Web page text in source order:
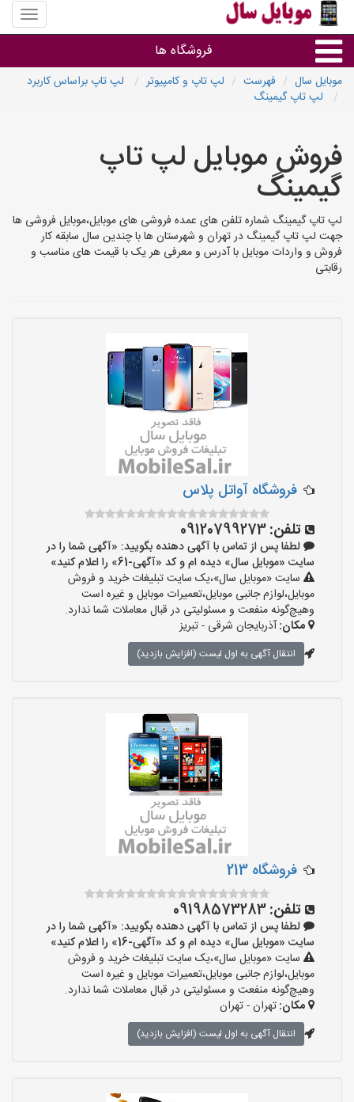
منوی
سایت
سال
فروشگاه ها
سایر گروه ها
موبایل سال فهرست لپ تاپ و کامپیوتر
لپ تاپ براساس کاربرد
لپ تاپ گیمینگ
فروش موبایل لپ تاپ
گیمینگ
لپ تاپ گیمینگ شماره تلفن های عمده فروشی های موبایل،موبایل فروشی ها
جهت لپ تاپ گیمینگ در تهران و شهرستان ها با چندین سال سابقه کار
فروش و واردات موبایل با آدرس و معرفی هر یک با قیمت های مناسب و
رقابتی
فروشگاه آواتل پلاس
تلفن:09120799273
لطفا پس از تماس با آگهی دهنده بگویید: «آگهی شما را در
سایت «موبایل سال» دیده ام و کد «آگهی-61» را اعلام کنید»
سایت «موبایل سال»،یک سایت تبلیغات خرید و فروش
موبایل،لوازم جانبی موبایل،تعمیرات موبایل و غیره است
وهیچ‌گونه منفعت و مسئولیتی در قبال معاملات شما ندارد.
مکان:آذربایجان شرقی - تبریز
انتقال آگهی به اول لیست (افزایش بازدید)
فروشگاه 213
تلفن:09198573283
لطفا پس از تماس با آگهی دهنده بگویید: «آگهی شما را در
سایت «موبایل سال» دیده ام و کد «آگهی-16» را اعلام کنید»
سایت «موبایل سال»،یک سایت تبلیغات خرید و فروش
موبایل،لوازم جانبی موبایل،تعمیرات موبایل و غیره است
وهیچ‌گونه منفعت و مسئولیتی در قبال معاملات شما ندارد.
مکان:تهران - تهران
انتقال آگهی به اول لیست (افزایش بازدید)